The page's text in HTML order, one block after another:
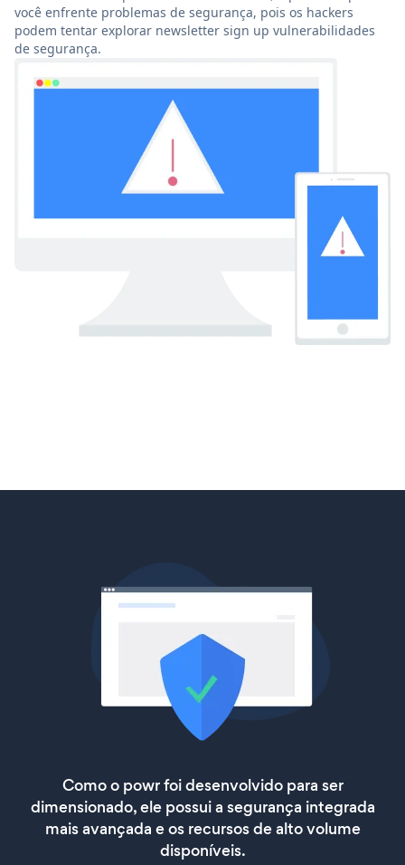
você enfrente problemas de segurança, pois os hackers
podem tentar explorar newsletter sign up vulnerabilidades
de segurança.
Como o powr foi desenvolvido para ser
dimensionado, ele possui a segurança integrada
mais avançada e os recursos de alto volume
disponíveis.